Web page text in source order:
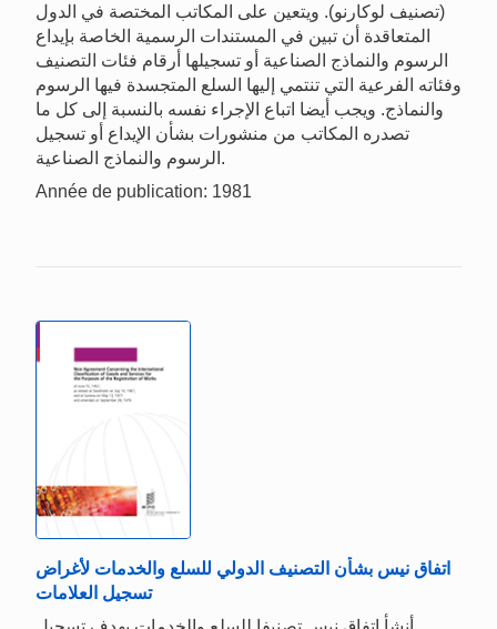
(تصنيف لوكارنو). ويتعين على المكاتب المختصة في الدول
المتعاقدة أن تبين في المستندات الرسمية الخاصة بإيداع
الرسوم والنماذج الصناعية أو تسجيلها أرقام فئات التصنيف
وفئاته الفرعية التي تنتمي إليها السلع المتجسدة فيها الرسوم
والنماذج. ويجب أيضا اتباع الإجراء نفسه بالنسبة إلى كل ما
تصدره المكاتب من منشورات بشأن الإيداع أو تسجيل
الرسوم والنماذج الصناعية.
Année de publication: 1981
اتفاق نيس بشأن التصنيف الدولي للسلع والخدمات لأغراض
تسجيل العلامات